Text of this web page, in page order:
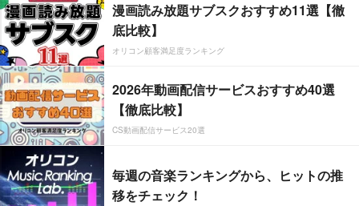
漫画読み放題サブスクおすすめ11選【徹
底比較】
オリコン顧客満足度ランキング
2026年動画配信サービスおすすめ40選
【徹底比較】
CS動画配信サービス20選
毎週の音楽ランキングから、ヒットの推
移をチェック！